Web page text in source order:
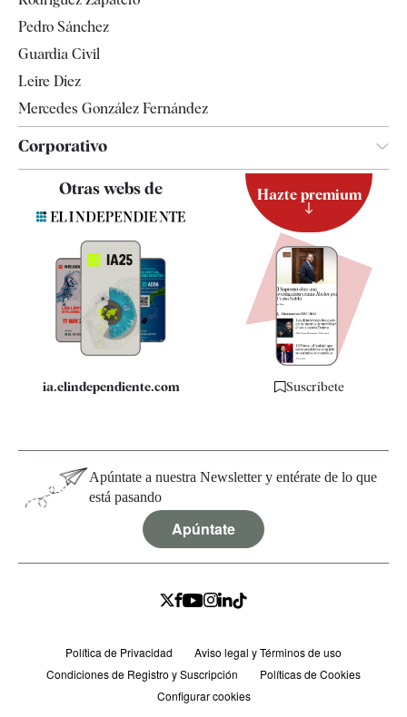
Televisión
Pedro Sánchez
Guardia Civil
Leire Díez
Mercedes González Fernández
Corporativo
Contacto
Quiénes somos
Especificaciones
Otras webs de
ia.elindependiente.com
Hazte premium
Suscríbete
Apúntate a nuestra Newsletter y entérate de lo que
está pasando
Apúntate
Política de Privacidad
Aviso legal y Términos de uso
Condiciones de Registro y Suscripción
Políticas de Cookies
Configurar cookies